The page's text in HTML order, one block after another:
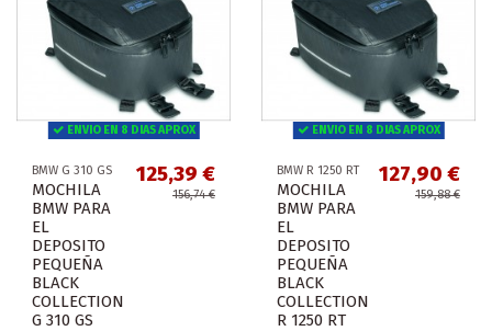
ENVIO EN 8 DIAS APROX
BMW G 310 GS
MOCHILA
BMW PARA
EL
DEPOSITO
PEQUEÑA
BLACK
COLLECTION
G 310 GS
125,39 €
156,74 €
ENVIO EN 8 DIAS APROX
BMW R 1250 RT
MOCHILA
BMW PARA
EL
DEPOSITO
PEQUEÑA
BLACK
COLLECTION
R 1250 RT
127,90 €
159,88 €